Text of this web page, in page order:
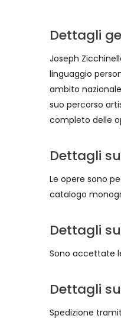
Dettagli
Joseph
linguaggio
ambito
suo percorso
completo delle
Dettagli
Le opere sono
catalogo
Dettagli
Sono accettate
Dettagli
Spedizione